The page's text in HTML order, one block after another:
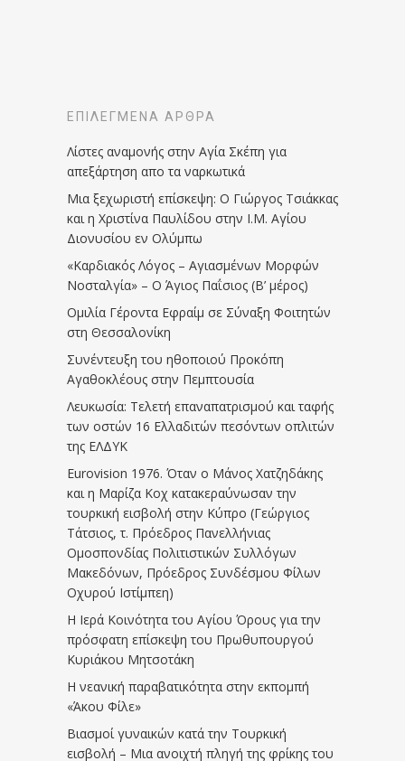
ΕΠΙΛΕΓΜΈΝΑ ΆΡΘΡΑ
Λίστες αναμονής στην Αγία Σκέπη για
απεξάρτηση απο τα ναρκωτικά
Μια ξεχωριστή επίσκεψη: Ο Γιώργος Τσιάκκας
και η Χριστίνα Παυλίδου στην Ι.Μ. Αγίου
Διονυσίου εν Ολύμπω
«Καρδιακός Λόγος – Αγιασμένων Μορφών
Νοσταλγία» – Ο Άγιος Παΐσιος (Β’ μέρος)
Ομιλία Γέροντα Εφραίμ σε Σύναξη Φοιτητών
στη Θεσσαλονίκη
Συνέντευξη του ηθοποιού Προκόπη
Αγαθοκλέους στην Πεμπτουσία
Λευκωσία: Τελετή επαναπατρισμού και ταφής
των οστών 16 Ελλαδιτών πεσόντων οπλιτών
της ΕΛΔΥΚ
Eurovision 1976. Όταν ο Μάνος Χατζηδάκης
και η Μαρίζα Κοχ κατακεραύνωσαν την
τουρκική εισβολή στην Κύπρο (Γεώργιος
Τάτσιος, τ. Πρόεδρος Πανελλήνιας
Ομοσπονδίας Πολιτιστικών Συλλόγων
Μακεδόνων, Πρόεδρος Συνδέσμου Φίλων
Οχυρού Ιστίμπεη)
Η Ιερά Κοινότητα του Αγίου Όρους για την
πρόσφατη επίσκεψη του Πρωθυπουργού
Κυριάκου Μητσοτάκη
Η νεανική παραβατικότητα στην εκπομπή
«Άκου Φίλε»
Βιασμοί γυναικών κατά την Τουρκική
εισβολή – Μια ανοιχτή πληγή της φρίκης του